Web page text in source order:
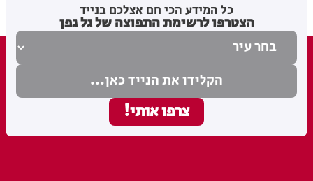
כל המידע הכי חם אצלכם בנייד
הצטרפו לרשימת התפוצה של גל גפן